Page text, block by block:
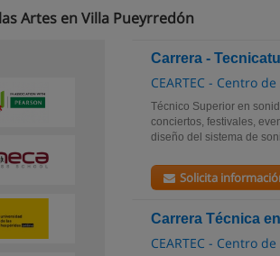
Artes en Villa Pueyrredón
Carrera -
CEARTEC - Centro
Técnico Superior en
conciertos, festivales,
diseño del sistema de
Solicita
Carrera Técnica
CEARTEC - Centro